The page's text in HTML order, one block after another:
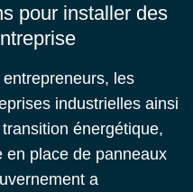
pour installer des
entrepreneurs, les
industrielles ainsi
énergétique,
en place de panneaux
a